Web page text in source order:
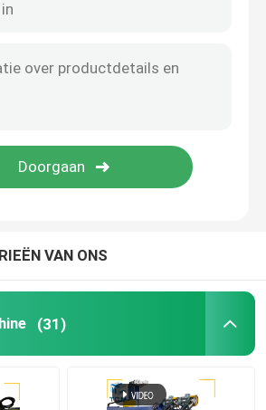
met stalen elleboog
VAN ONS
(31)